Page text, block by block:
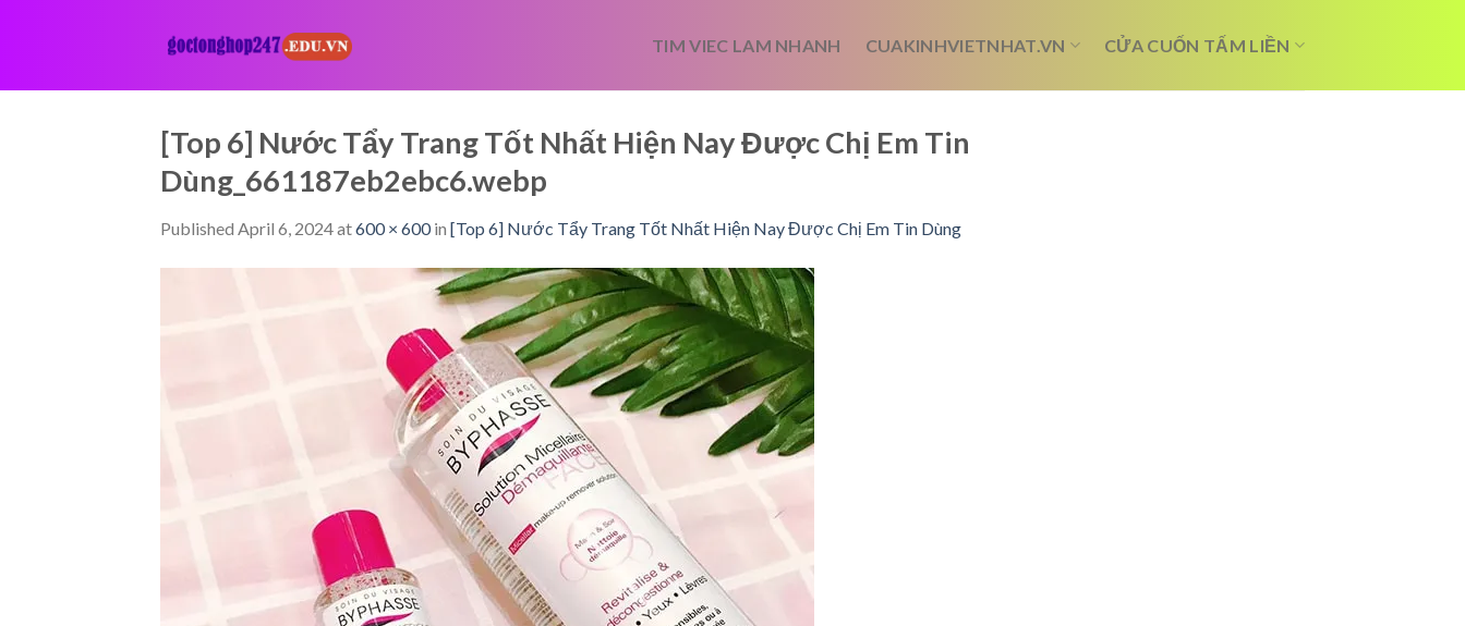
TIM VIEC LAM NHANH CUAKINHVIETNHAT.VN CỬA CUỐN TẤM LIỀN
[Top 6] Nước Tẩy Trang Tốt Nhất Hiện Nay Được Chị Em Tin
Dùng_661187eb2ebc6.webp
Published April 6, 2024at600 × 600in [Top 6] Nước Tẩy Trang Tốt Nhất Hiện Nay Được Chị Em Tin Dùng